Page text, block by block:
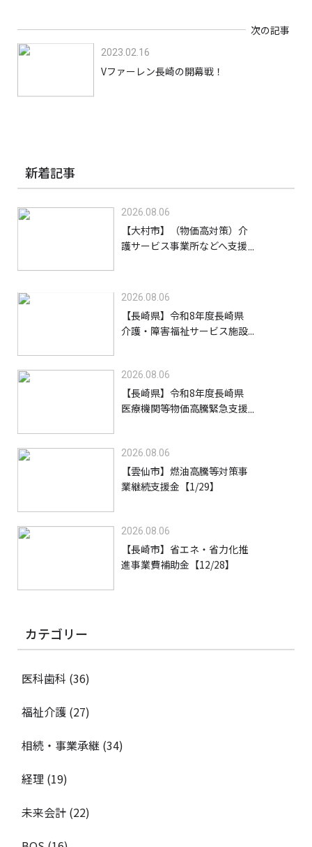
次の記事
2023.02.16
Vファーレン長崎の開幕戦！
新着記事
2026.08.06
【大村市】（物価高対策）介
護サービス事業所などへ支援
2026.08.06
【長崎県】令和8年度長崎県
介護・障害福祉サービス施設
2026.08.06
【長崎県】令和8年度長崎県
医療機関等物価高騰緊急支援
2026.08.06
【雲仙市】燃油高騰等対策事
業継続支援金【1/29】
2026.08.06
【長崎市】省エネ・省力化推
進事業費補助金【12/28】
カテゴリー
医科歯科 (36)
福祉介護 (27)
相続・事業承継 (34)
経理 (19)
未来会計 (22)